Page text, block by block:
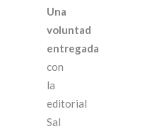
Una
voluntad
entregada
con
la
editorial
Sal